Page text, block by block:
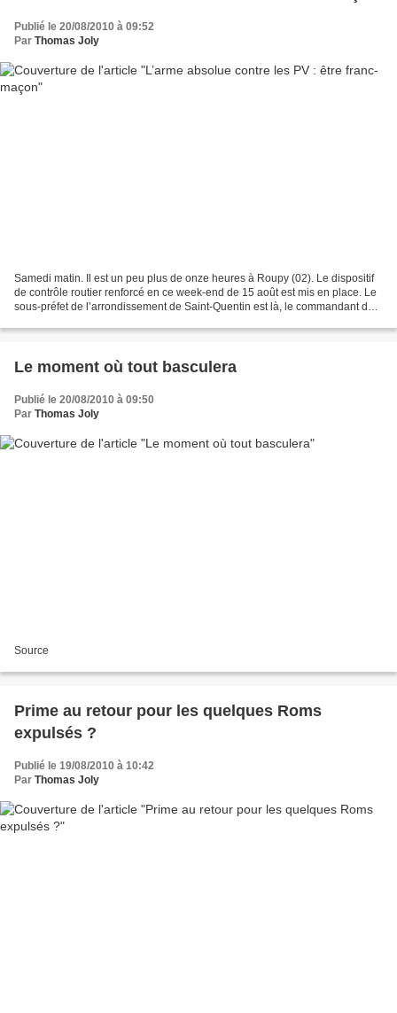
Publié le 20/08/2010 à 09:52
Par Thomas Joly
Samedi matin. Il est un peu plus de onze heures à Roupy (02). Le dispositif
de contrôle routier renforcé en ce week-end de 15 août est mis en place. Le
sous-préfet de l’arrondissement de Saint-Quentin est là, le commandant de
Le moment où tout basculera
Publié le 20/08/2010 à 09:50
Par Thomas Joly
Source
Prime au retour pour les quelques Roms
expulsés ?
Publié le 19/08/2010 à 10:42
Par Thomas Joly